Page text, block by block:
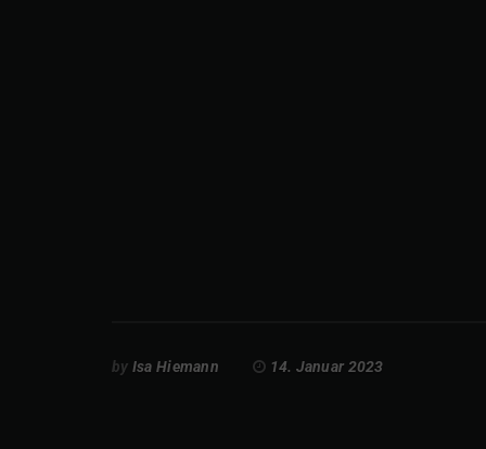
by Isa Hiemann 14. Januar 2023